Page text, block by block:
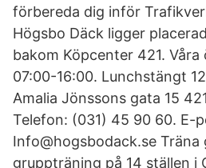
förbereda dig inför
Högsbo Däck ligger
bakom Köpcenter 421.
07:00-16:00. Lunchstängt
Amalia Jönssons gata 15
Telefon: (031) 45 90 60. E-
Info@hogsbodack.se Träna
gruppträning på 14 ställen i